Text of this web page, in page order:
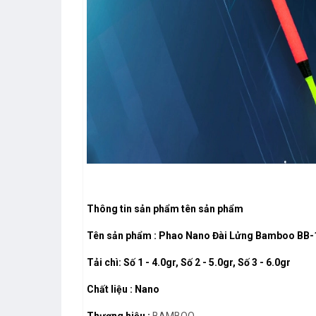
Thông tin sản phẩm tên sản phẩm
Tên sản phẩm : Phao Nano Đài Lửng Bamboo BB-
​​​​​​​Tải chì: Số 1 - 4.0gr, Số 2 - 5.0gr, Số 3 - 6.0gr
Chất liệu : Nano